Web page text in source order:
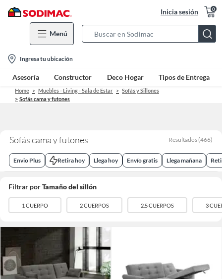
Inicia sesión 0
Menú
Bar
location-
icon
Ingresa tu ubicación
Asesoría Constructor Deco Hogar Tipos de Entrega
Home Muebles - Living - Sala de Estar
Sofás y Sillones
Sofás cama y futones
Sofás cama y futones Resultados (466)
Envio Plus Retira hoy Llega hoy Envío gratis Llega mañana
Filtrar porTamaño del sillón
1 CUERPO 2 CUERPOS 2.5 CUERPOS 3